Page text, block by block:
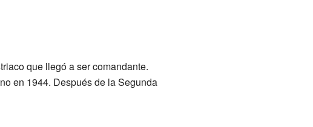
que llegó a ser comandante.
en 1944. Después de la Segunda